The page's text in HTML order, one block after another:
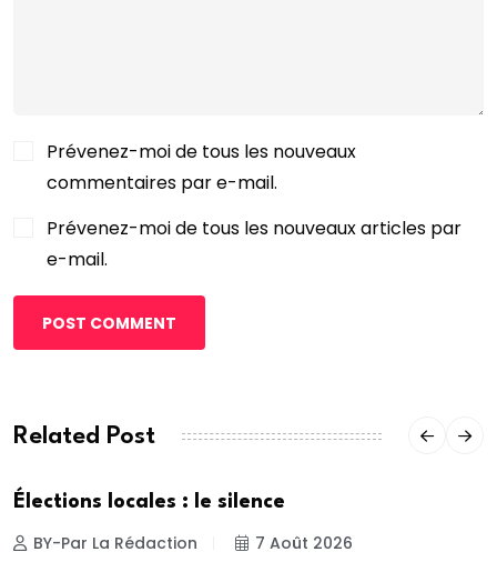
Prévenez-moi de tous les nouveaux
commentaires par e-mail.
Prévenez-moi de tous les nouveaux articles par
e-mail.
POST COMMENT
Related Post
Élections locales : le silence
BY-Par La Rédaction 7 Août 2026